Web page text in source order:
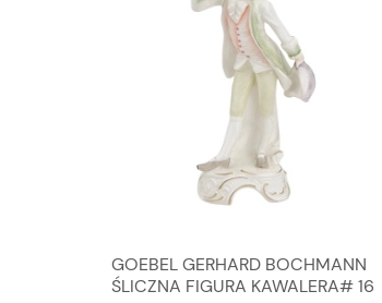
GOEBEL GERHARD BOCHMANN
ŚLICZNA FIGURA KAWALERA# 16